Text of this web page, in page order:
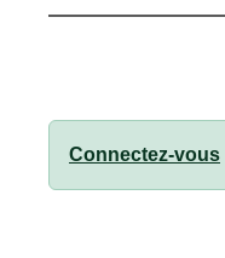
Connectez-vous